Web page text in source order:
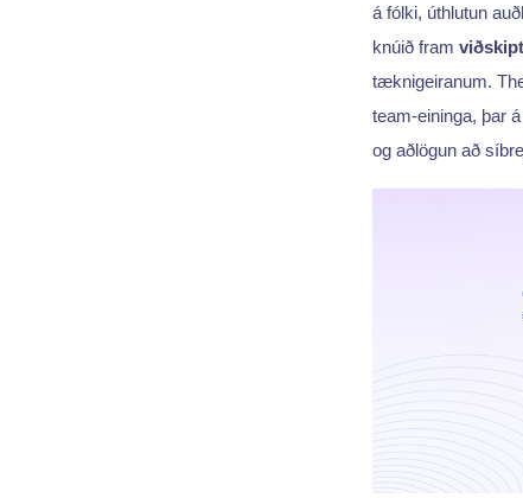
á fólki, úthlutun
knúið fram
tæknigeiranum.
team-eininga, þar
og aðlögun að